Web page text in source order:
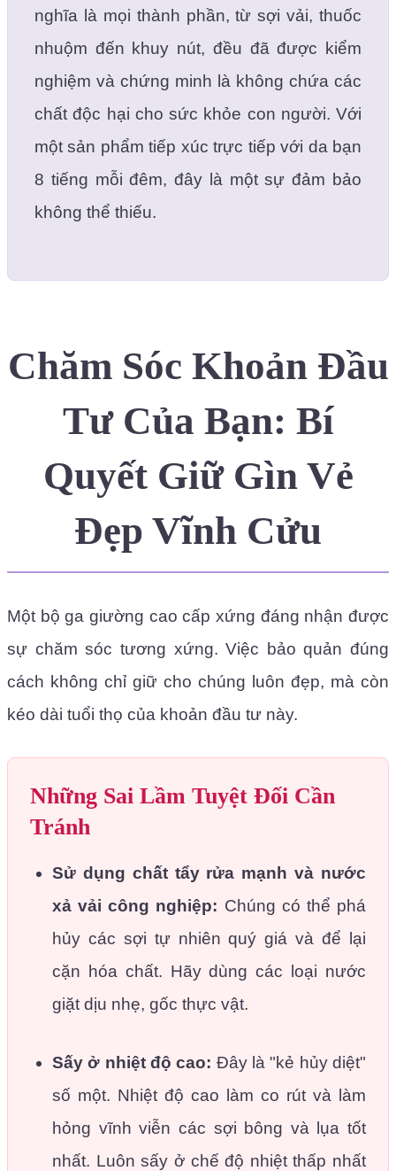
nghĩa là mọi thành phần, từ sợi vải, thuốc
nhuộm đến khuy nút, đều đã được kiểm
nghiệm và chứng minh là không chứa các
chất độc hại cho sức khỏe con người. Với
một sản phẩm tiếp xúc trực tiếp với da bạn
8 tiếng mỗi đêm, đây là một sự đảm bảo
không thể thiếu.
Chăm Sóc Khoản Đầu
Tư Của Bạn: Bí
Quyết Giữ Gìn Vẻ
Đẹp Vĩnh Cửu
Một bộ ga giường cao cấp xứng đáng nhận được
sự chăm sóc tương xứng. Việc bảo quản đúng
cách không chỉ giữ cho chúng luôn đẹp, mà còn
kéo dài tuổi thọ của khoản đầu tư này.
Những Sai Lầm Tuyệt Đối Cần
Tránh
Sử dụng chất tẩy rửa mạnh và nước
xả vải công nghiệp: Chúng có thể phá
hủy các sợi tự nhiên quý giá và để lại
cặn hóa chất. Hãy dùng các loại nước
giặt dịu nhẹ, gốc thực vật.
Sấy ở nhiệt độ cao: Đây là "kẻ hủy diệt"
số một. Nhiệt độ cao làm co rút và làm
hỏng vĩnh viễn các sợi bông và lụa tốt
nhất. Luôn sấy ở chế độ nhiệt thấp nhất